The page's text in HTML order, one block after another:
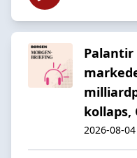
kollaps,
2026-08-04